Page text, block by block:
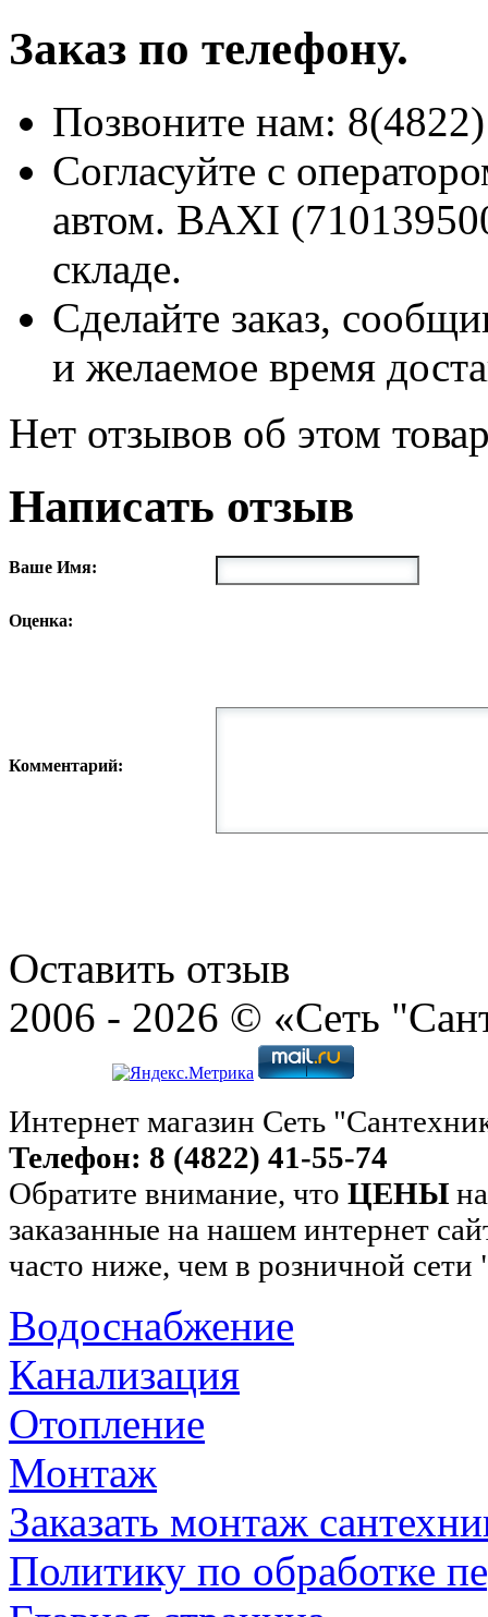
Заказ по телефону.
Позвоните нам:
Согласуйте с
автом. BAXI
складе.
Сделайте заказ,
и желаемое время
Нет отзывов об этом
Написать отзыв
Ваше Имя:
Оценка:
Комментарий:
Оставить отзыв
2006 - 2026 © «Сеть
Интернет магазин Сеть
Телефон: 8 (4822) 41-55-74
Обратите внимание, что ЦЕНЫ
заказанные на нашем интернет
часто ниже, чем в розничной
Водоснабжение
Канализация
Отопление
Монтаж
Заказать монтаж
Политику по обработке